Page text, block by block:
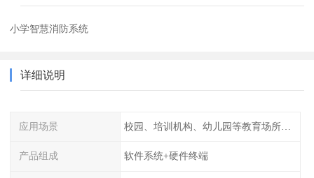
小学智慧消防系统
详细说明
应用场景 校园、培训机构、幼儿园等教育场所人员密集场所消防安全监控管理系统
产品组成 软件系统+硬件终端